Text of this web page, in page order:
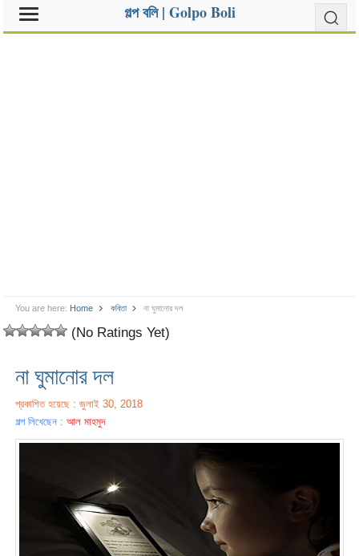
গল্প বলি | Golpo Boli
You are here: Home কবিতা না ঘুমানোর দল
(No Ratings Yet)
না ঘুমানোর দল
প্রকাশিত হয়েছে : জুলাই 30, 2018
গল্প লিখেছেন :আল মাহমুদ